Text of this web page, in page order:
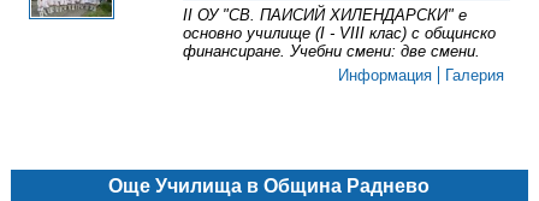
ІІ ОУ "СВ. ПАИСИЙ ХИЛЕНДАРСКИ " е
основно училище (І - VІІІ клас) с общинско
финансиране. Учебни смени: две смени .
Информация
Галерия
Още Училища в Община Раднево